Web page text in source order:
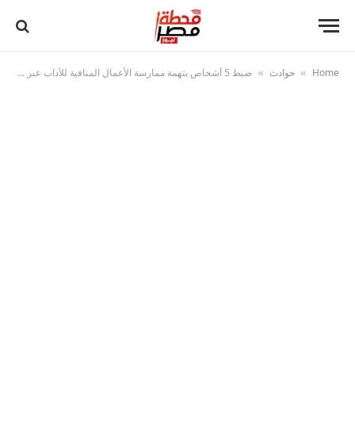
Home
» حوادث » ضبط 5 أشخاص بتهمة ممارسة الأعمال المنافية للآداب عبر تطبيق إلكتروني في الإسكندرية